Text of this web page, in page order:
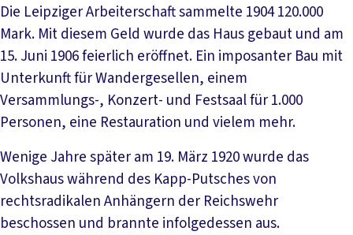
Die Leipziger Arbeiterschaft sammelte 1904 120.000
Mark. Mit diesem Geld wurde das Haus gebaut und am
15. Juni 1906 feierlich eröffnet. Ein imposanter Bau mit
Unterkunft für Wandergesellen, einem
Versammlungs-, Konzert- und Festsaal für 1.000
Personen, eine Restauration und vielem mehr.
Wenige Jahre später am 19. März 1920 wurde das
Volkshaus während des Kapp-Putsches von
rechtsradikalen Anhängern der Reichswehr
beschossen und brannte infolgedessen aus.